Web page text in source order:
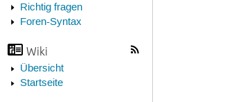
Richtig fragen
Foren-Syntax
Wiki
Übersicht
Startseite